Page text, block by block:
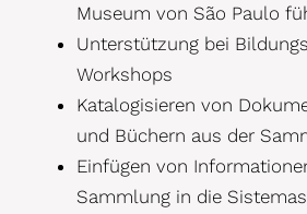
Museum von São Paulo
Unterstützung bei
Workshops
Katalogisieren von
und Büchern aus der
Einfügen von
Sammlung in die